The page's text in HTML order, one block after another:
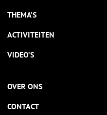
THEMA’S
ACTIVITEITEN
VIDEO’S
OVER ONS
CONTACT